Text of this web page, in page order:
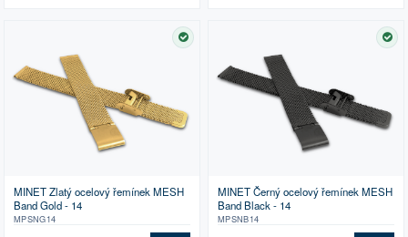
SKLADEM
MINET Zlatý ocelový řemínek MESH
Band Gold - 14
MPSNG14
MINET Černý ocelový řemínek MESH
Band Black - 14
MPSNB14